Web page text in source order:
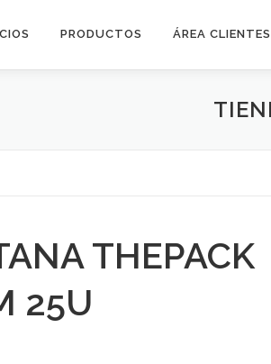
PRODUCTOS ÁREA CLIENTES
THEPACK
25U